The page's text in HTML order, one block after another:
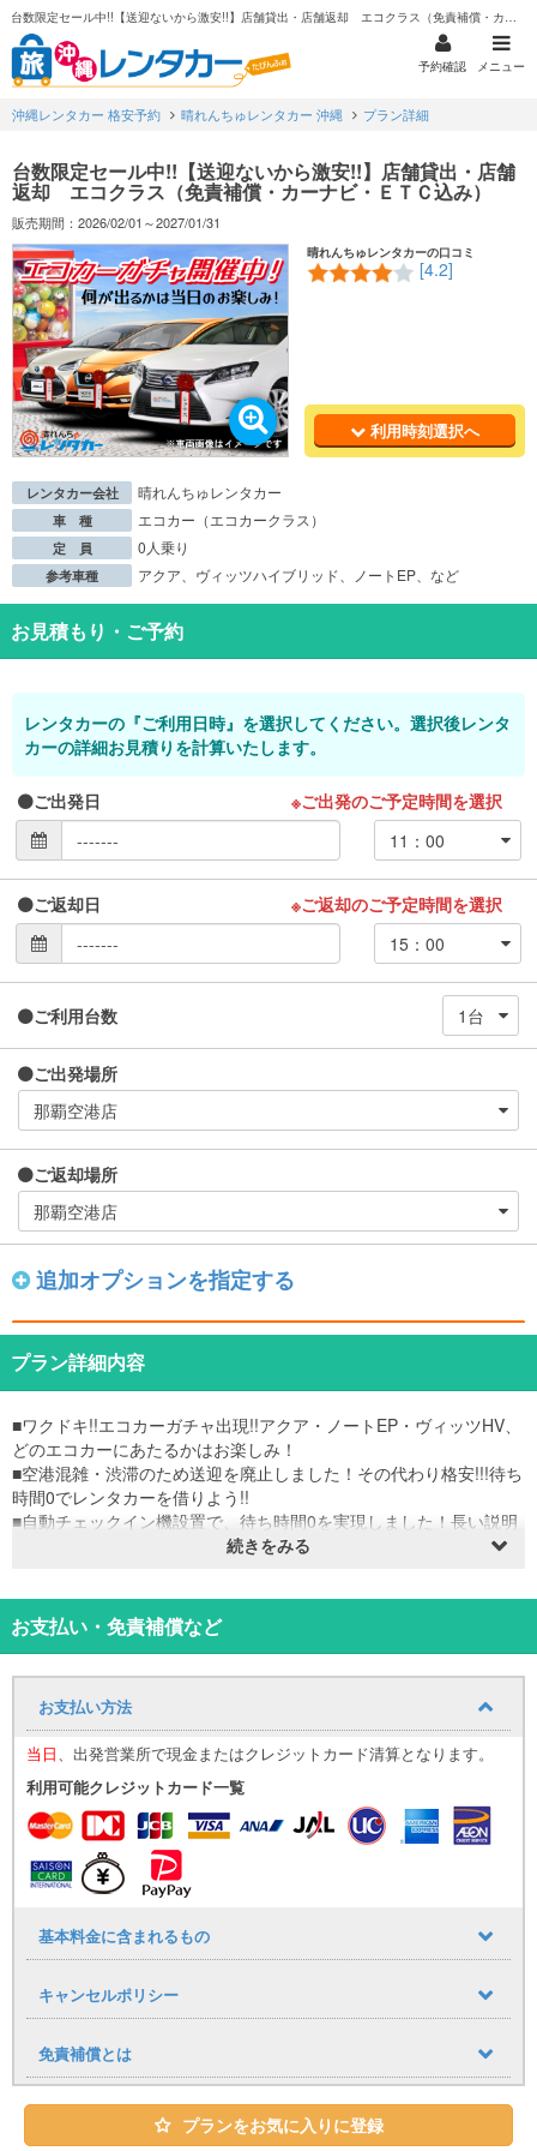
台数限定セール中!!【送迎ないから激安!!】店舗貸出・店舗返却 エコクラス（免責補償・カーナビ・ＥＴＣ込み）
予約確認 メニュー
沖縄レンタカー 格安予約 晴れんちゅレンタカー 沖縄 プラン詳細
台数限定セール中!!【送迎ないから激安!!】店舗貸出・店舗
返却 エコクラス（免責補償・カーナビ・ＥＴＣ込み）
販売期間：2026/02/01～2027/01/31
晴れんちゅレンタカーの口コミ
[4.2]
利用時刻選択へ
レンタカー会社 晴れんちゅレンタカー
車 種 エコカー（エコカークラス）
定 員 0人乗り
参考車種 アクア、ヴィッツハイブリッド、ノートEP、など
お見積もり・ご予約
レンタカーの『ご利用日時』を選択してください。選択後レンタ
カーの詳細お見積りを計算いたします。
ご出発日 ※ご出発のご予定時間を選択
ご返却日 ※ご返却のご予定時間を選択
ご利用台数
ご出発場所
ご返却場所
追加オプションを指定する
プラン詳細内容
■ワクドキ!!エコカーガチャ出現!!アクア・ノートEP・ヴィッツHV、
どのエコカーにあたるかはお楽しみ！
■空港混雑・渋滞のため送迎を廃止しました！その代わり格安!!!待ち
時間0でレンタカーを借りよう!!
■自動チェックイン機設置で、待ち時間0を実現しました！長い説明
も無し!!絶対に待たせません！
■車種のご指定は一切できかねますのでご注意ください
■カーナビ・ETC車載器標準装備
Mail：harenchu1@gmail.com
続きをみる
お支払い・免責補償など
お支払い方法
当日、出発営業所で現金またはクレジットカード清算となります。
利用可能クレジットカード一覧
基本料金に含まれるもの
キャンセルポリシー
免責補償とは
プランをお気に入りに登録